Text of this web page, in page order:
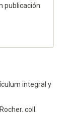
publicación
integral y
coll.